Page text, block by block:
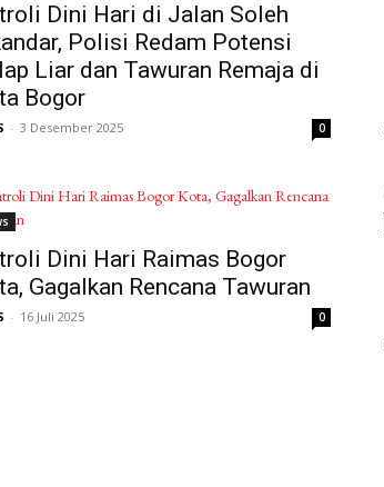
Dini Hari di Jalan Soleh
Polisi Redam Potensi
Liar dan Tawuran Remaja di
Bogor
- 3 Desember 2025 0
Dini Hari Raimas Bogor
Gagalkan Rencana Tawuran
- 16 Juli 2025 0